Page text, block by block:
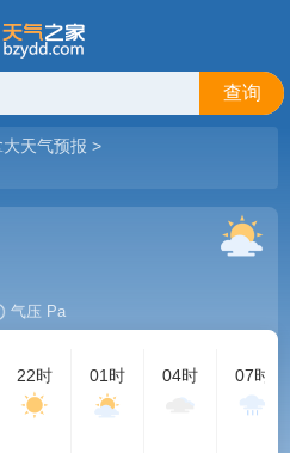
查询
大天气预报 >
优
气压 Pa
22时 01时 04时 07时